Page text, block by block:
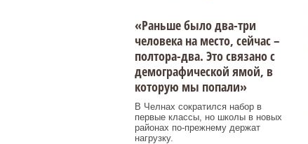
«Раньше было два-три
человека на место, сейчас –
полтора-два. Это связано с
демографической ямой, в
которую мы попали»
В Челнах сократился набор в
первые классы, но школы в новых
районах по-прежнему держат
нагрузку.